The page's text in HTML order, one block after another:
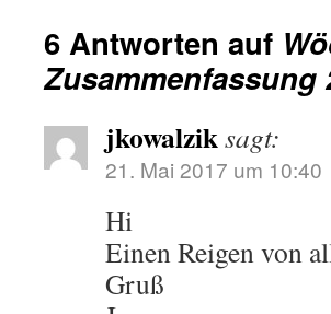
6 Antworten auf
Zusammenfassung
jkowalziksagt:
21. Mai 2017 um 10:40
Hi
Einen Reigen von
Gruß